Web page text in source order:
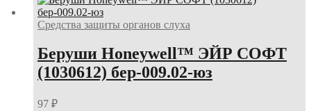
Средства защиты органов слуха
Беруши Honeywell™ ЭЙР СОФТ
(1030612) бер-009.02-юз
97 ₽